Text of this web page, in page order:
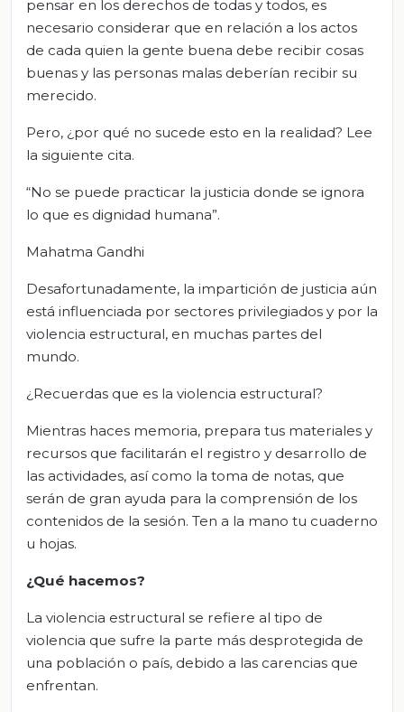
pensar en los derechos de todas y todos, es
necesario considerar que en relación a los actos
de cada quien la gente buena debe recibir cosas
buenas y las personas malas deberían recibir su
merecido.
Pero, ¿por qué no sucede esto en la realidad? Lee
la siguiente cita.
“No se puede practicar la justicia donde se ignora
lo que es dignidad humana”.
Mahatma Gandhi
Desafortunadamente, la impartición de justicia aún
está influenciada por sectores privilegiados y por la
violencia estructural, en muchas partes del
mundo.
¿Recuerdas que es la violencia estructural?
Mientras haces memoria, prepara tus materiales y
recursos que facilitarán el registro y desarrollo de
las actividades, así como la toma de notas, que
serán de gran ayuda para la comprensión de los
contenidos de la sesión. Ten a la mano tu cuaderno
u hojas.
¿Qué hacemos?
La violencia estructural se refiere al tipo de
violencia que sufre la parte más desprotegida de
una población o país, debido a las carencias que
enfrentan.